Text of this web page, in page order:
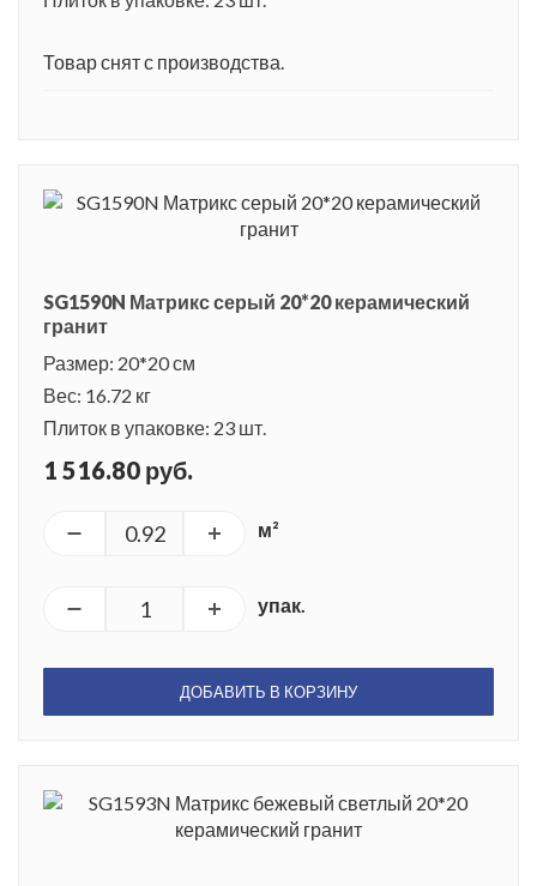
Товар снят с производства.
SG1590N Матрикс серый 20*20 керамический
гранит
Размер: 20*20 см
Вес: 16.72 кг
Плиток в упаковке: 23 шт.
1 516.80 руб.
м²
упак.
ДОБАВИТЬ В КОРЗИНУ